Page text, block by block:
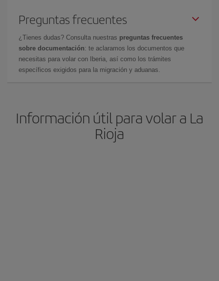
Preguntas frecuentes
¿Tienes dudas? Consulta nuestras preguntas frecuentes
sobre documentación: te aclaramos los documentos que
necesitas para volar con Iberia, así como los trámites
específicos exigidos para la migración y aduanas.
Información útil para volar a La
Rioja